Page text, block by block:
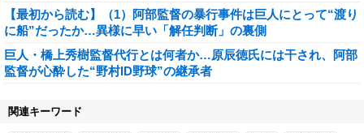
【最初から読む】（1）阿部監督の暴行事件は巨人にとって“渡り
に船”だったか…異様に早い「解任判断」の裏側
巨人・橋上秀樹監督代行とは何者か…原辰徳氏には干され、阿部
監督が心酔した“野村ID野球”の継承者
関連キーワード